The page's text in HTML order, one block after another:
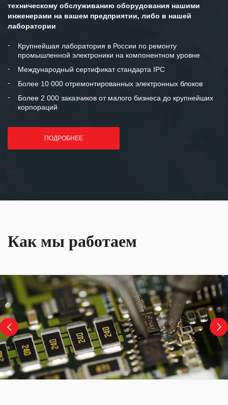
и доверительные партнерские
отношения и искренне желаем
«Инженерной компании «555» долгих
техническому обслуживанию оборудования нашими
инженерами на вашем предприятии, либо в нашей
лаборатории
Крупнейшая лаборатория в России по ремонту
промышленной электроники на компонентном уровне
Международный сертификат стандарта IPC
Более 10 000 отремонтированных электронных блоков
Более 2 000 заказчиков от малого бизнеса до крупнейших
корпораций
ПОДРОБНЕЕ
Как мы работаем